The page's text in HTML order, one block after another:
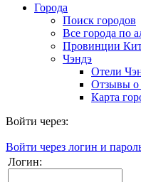
Города
Поиск городов
Все города по
Провинции
Чэндэ
Отели
Отзывы о
Карта
Войти через:
Войти через логин и
Логин: